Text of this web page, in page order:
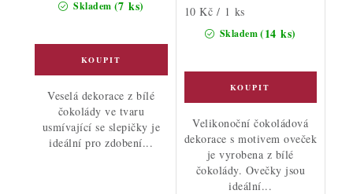
Skladem (7 ks)
Veselá dekorace z bílé
čokolády ve tvaru
usmívající se slepičky je
ideální pro zdobení...
Skladem(14 ks)
Měrná
cena:
10 Kč / 1 ks
Velikonoční čokoládová
dekorace s motivem oveček
je vyrobena z bílé
čokolády. Ovečky jsou
ideální...